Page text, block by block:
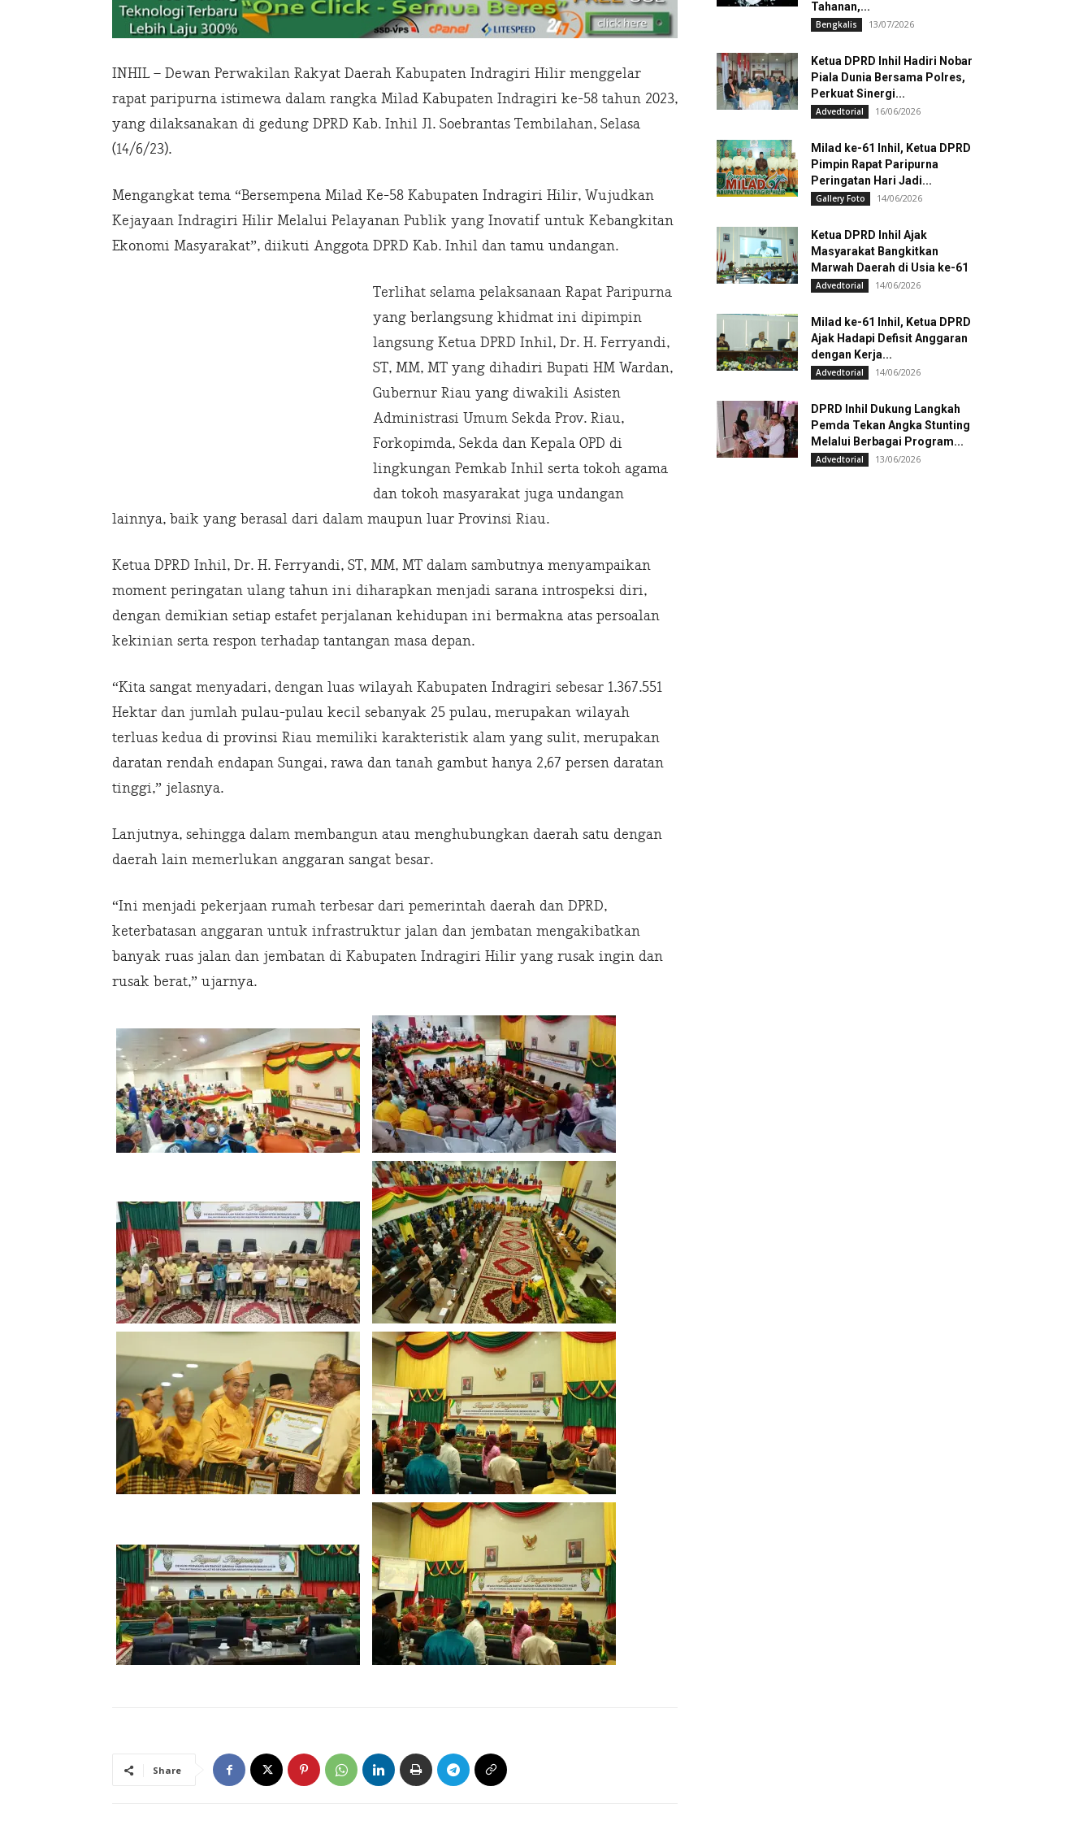
INHIL – Dewan Perwakilan Rakyat Daerah Kabupaten Indragiri Hilir menggelar
rapat paripurna istimewa dalam rangka Milad Kabupaten Indragiri ke-58 tahun 2023,
yang dilaksanakan di gedung DPRD Kab. Inhil Jl. Soebrantas Tembilahan, Selasa
(14/6/23).
Mengangkat tema “Bersempena Milad Ke-58 Kabupaten Indragiri Hilir, Wujudkan
Kejayaan Indragiri Hilir Melalui Pelayanan Publik yang Inovatif untuk Kebangkitan
Ekonomi Masyarakat”, diikuti Anggota DPRD Kab. Inhil dan tamu undangan.
Terlihat selama pelaksanaan Rapat Paripurna
yang berlangsung khidmat ini dipimpin
langsung Ketua DPRD Inhil, Dr. H. Ferryandi,
ST, MM, MT yang dihadiri Bupati HM Wardan,
Gubernur Riau yang diwakili Asisten
Administrasi Umum Sekda Prov. Riau,
Forkopimda, Sekda dan Kepala OPD di
lingkungan Pemkab Inhil serta tokoh agama
dan tokoh masyarakat juga undangan
lainnya, baik yang berasal dari dalam maupun luar Provinsi Riau.
Ketua DPRD Inhil, Dr. H. Ferryandi, ST, MM, MT dalam sambutnya menyampaikan
moment peringatan ulang tahun ini diharapkan menjadi sarana introspeksi diri,
dengan demikian setiap estafet perjalanan kehidupan ini bermakna atas persoalan
kekinian serta respon terhadap tantangan masa depan.
“Kita sangat menyadari, dengan luas wilayah Kabupaten Indragiri sebesar 1.367.551
Hektar dan jumlah pulau-pulau kecil sebanyak 25 pulau, merupakan wilayah
terluas kedua di provinsi Riau memiliki karakteristik alam yang sulit, merupakan
daratan rendah endapan Sungai, rawa dan tanah gambut hanya 2,67 persen daratan
tinggi,” jelasnya.
Lanjutnya, sehingga dalam membangun atau menghubungkan daerah satu dengan
daerah lain memerlukan anggaran sangat besar.
“Ini menjadi pekerjaan rumah terbesar dari pemerintah daerah dan DPRD,
keterbatasan anggaran untuk infrastruktur jalan dan jembatan mengakibatkan
banyak ruas jalan dan jembatan di Kabupaten Indragiri Hilir yang rusak ingin dan
rusak berat,” ujarnya.
Share
Tahanan,...
Bengkalis 13/07/2026
Ketua DPRD Inhil Hadiri Nobar
Piala Dunia Bersama Polres,
Perkuat Sinergi...
Advedtorial 16/06/2026
Milad ke-61 Inhil, Ketua DPRD
Pimpin Rapat Paripurna
Peringatan Hari Jadi...
Gallery Foto 14/06/2026
Ketua DPRD Inhil Ajak
Masyarakat Bangkitkan
Marwah Daerah di Usia ke-61
Advedtorial 14/06/2026
Milad ke-61 Inhil, Ketua DPRD
Ajak Hadapi Defisit Anggaran
dengan Kerja...
Advedtorial 14/06/2026
DPRD Inhil Dukung Langkah
Pemda Tekan Angka Stunting
Melalui Berbagai Program...
Advedtorial 13/06/2026